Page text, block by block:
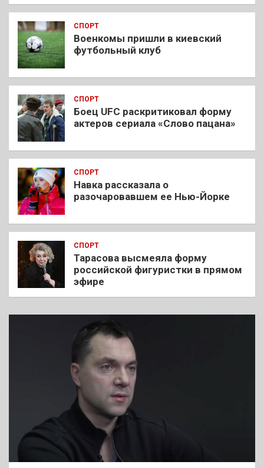
СПОРТ
Военкомы пришли в киевский
футбольный клуб
СПОРТ
Боец UFC раскритиковал форму
актеров сериала «Слово пацана»
СПОРТ
Навка рассказала о
разочаровавшем ее Нью-Йорке
СПОРТ
Тарасова высмеяла форму
российской фигуристки в прямом
эфире